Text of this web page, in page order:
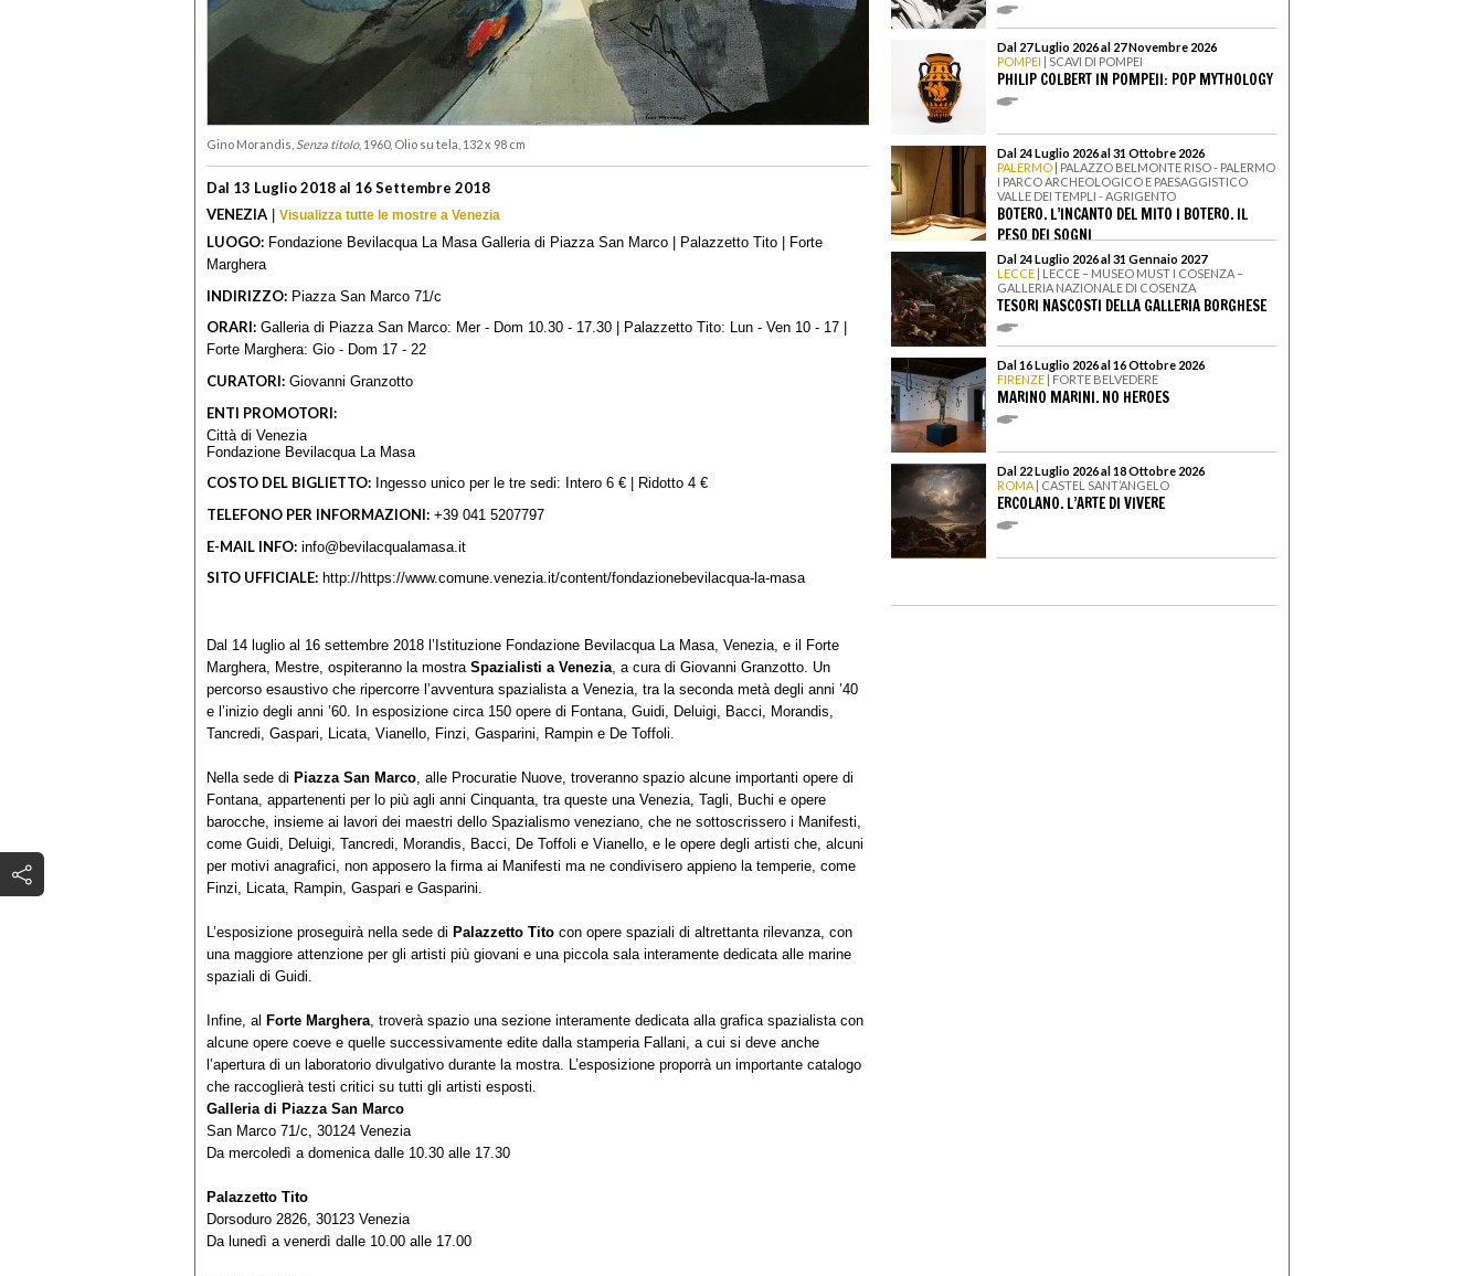
Gino Morandis, Senza titolo, 1960, Olio su tela, 132 x 98 cm
Dal 13 Luglio 2018 al 16 Settembre 2018
VENEZIA | Visualizza tutte le mostre a Venezia
LUOGO: Fondazione Bevilacqua La Masa Galleria di Piazza San Marco | Palazzetto Tito | Forte
Marghera
INDIRIZZO: Piazza San Marco 71/c
ORARI: Galleria di Piazza San Marco: Mer - Dom 10.30 - 17.30 | Palazzetto Tito: Lun - Ven 10 - 17 |
Forte Marghera: Gio - Dom 17 - 22
CURATORI: Giovanni Granzotto
ENTI PROMOTORI:
Città di Venezia
Fondazione Bevilacqua La Masa
COSTO DEL BIGLIETTO: Ingesso unico per le tre sedi: Intero 6 € | Ridotto 4 €
TELEFONO PER INFORMAZIONI: +39 041 5207797
E-MAIL INFO: info@bevilacqualamasa.it
SITO UFFICIALE: http://https://www.comune.venezia.it/content/fondazionebevilacqua-la-masa
Dal 14 luglio al 16 settembre 2018 l’Istituzione Fondazione Bevilacqua La Masa, Venezia, e il Forte
Marghera, Mestre, ospiteranno la mostra Spazialisti a Venezia, a cura di Giovanni Granzotto. Un
percorso esaustivo che ripercorre l’avventura spazialista a Venezia, tra la seconda metà degli anni ’40
e l’inizio degli anni ’60. In esposizione circa 150 opere di Fontana, Guidi, Deluigi, Bacci, Morandis,
Tancredi, Gaspari, Licata, Vianello, Finzi, Gasparini, Rampin e De Toffoli.
Nella sede di Piazza San Marco, alle Procuratie Nuove, troveranno spazio alcune importanti opere di
Fontana, appartenenti per lo più agli anni Cinquanta, tra queste una Venezia, Tagli, Buchi e opere
barocche, insieme ai lavori dei maestri dello Spazialismo veneziano, che ne sottoscrissero i Manifesti,
come Guidi, Deluigi, Tancredi, Morandis, Bacci, De Toffoli e Vianello, e le opere degli artisti che, alcuni
per motivi anagrafici, non apposero la firma ai Manifesti ma ne condivisero appieno la temperie, come
Finzi, Licata, Rampin, Gaspari e Gasparini.
L’esposizione proseguirà nella sede di Palazzetto Tito con opere spaziali di altrettanta rilevanza, con
una maggiore attenzione per gli artisti più giovani e una piccola sala interamente dedicata alle marine
spaziali di Guidi.
Infine, al Forte Marghera, troverà spazio una sezione interamente dedicata alla grafica spazialista con
alcune opere coeve e quelle successivamente edite dalla stamperia Fallani, a cui si deve anche
l’apertura di un laboratorio divulgativo durante la mostra. L’esposizione proporrà un importante catalogo
che raccoglierà testi critici su tutti gli artisti esposti.
Galleria di Piazza San Marco
San Marco 71/c, 30124 Venezia
Da mercoledì a domenica dalle 10.30 alle 17.30
Palazzetto Tito
Dorsoduro 2826, 30123 Venezia
Da lunedì a venerdì dalle 10.00 alle 17.00
Dal 27 Luglio 2026 al 27 Novembre 2026
POMPEI | SCAVI DI POMPEI
PHILIP COLBERT IN POMPEII: POP MYTHOLOGY
Dal 24 Luglio 2026 al 31 Ottobre 2026
PALERMO | PALAZZO BELMONTE RISO - PALERMO
I PARCO ARCHEOLOGICO E PAESAGGISTICO
VALLE DEI TEMPLI - AGRIGENTO
BOTERO. L’INCANTO DEL MITO I BOTERO. IL
PESO DEI SOGNI
Dal 24 Luglio 2026 al 31 Gennaio 2027
LECCE | LECCE – MUSEO MUST I COSENZA –
GALLERIA NAZIONALE DI COSENZA
TESORI NASCOSTI DELLA GALLERIA BORGHESE
Dal 16 Luglio 2026 al 16 Ottobre 2026
FIRENZE | FORTE BELVEDERE
MARINO MARINI. NO HEROES
Dal 22 Luglio 2026 al 18 Ottobre 2026
ROMA | CASTEL SANT’ANGELO
ERCOLANO. L’ARTE DI VIVERE